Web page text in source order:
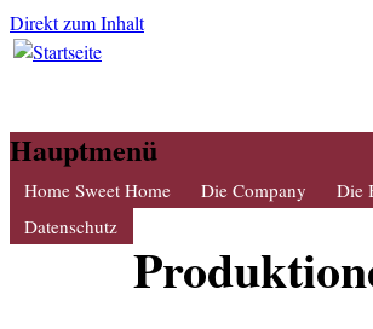
Direkt zum Inhalt
Hauptmenü
Home Sweet Home Die Company Die
Datenschutz